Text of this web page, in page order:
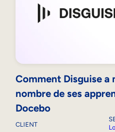
Comment Disguise a
nombre de ses
Docebo
CLIENT